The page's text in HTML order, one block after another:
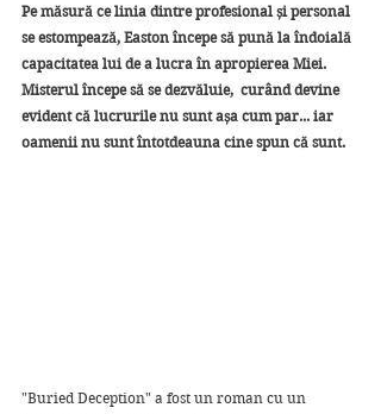
Pe măsură ce linia dintre profesional și personal
se estompează, Easton începe să pună la îndoială
capacitatea lui de a lucra în apropierea Miei.
Misterul începe să se dezvăluie,  curând devine
evident că lucrurile nu sunt așa cum par... iar
oamenii nu sunt întotdeauna cine spun că sunt.
"Buried Deception" a fost un roman cu un